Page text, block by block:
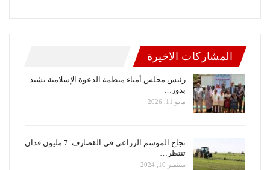
المشاركات الاخيرة
رئيس مجلس أمناء منظمة الدعوة الإسلامية يشيد
بدور…
مايو 11, 2026
نجاح الموسم الزراعي في القضارف..7 مليون فدان
تنتظر…
سبتمبر 10, 2024